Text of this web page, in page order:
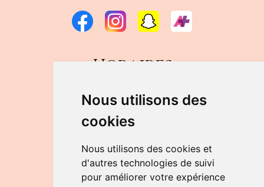
Nous utilisons des
cookies
Nous utilisons des cookies et
d'autres technologies de suivi
pour améliorer votre expérience
Horaires
DU LUNDI AU VENDREDI
de 9h à 12h30 et de 14h à 18h
LE SAMEDI
de 9h à 12h30